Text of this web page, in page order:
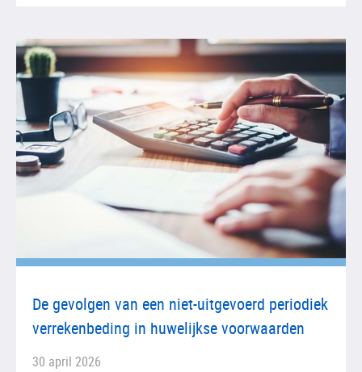
De gevolgen van een niet-uitgevoerd periodiek
verrekenbeding in huwelijkse voorwaarden
30 april 2026